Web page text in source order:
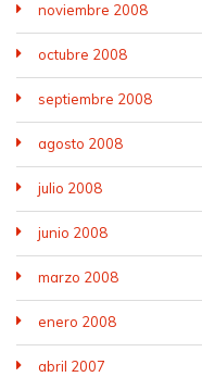
noviembre 2008
octubre 2008
septiembre 2008
agosto 2008
julio 2008
junio 2008
marzo 2008
enero 2008
abril 2007